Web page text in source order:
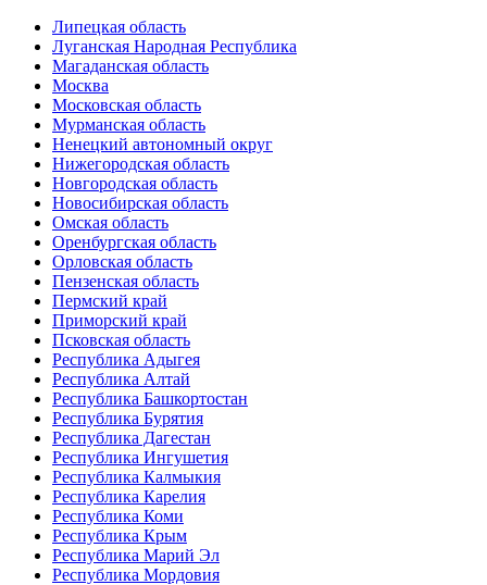
Липецкая область
Луганская Народная Республика
Магаданская область
Москва
Московская область
Мурманская область
Ненецкий автономный округ
Нижегородская область
Новгородская область
Новосибирская область
Омская область
Оренбургская область
Орловская область
Пензенская область
Пермский край
Приморский край
Псковская область
Республика Адыгея
Республика Алтай
Республика Башкортостан
Республика Бурятия
Республика Дагестан
Республика Ингушетия
Республика Калмыкия
Республика Карелия
Республика Коми
Республика Крым
Республика Марий Эл
Республика Мордовия